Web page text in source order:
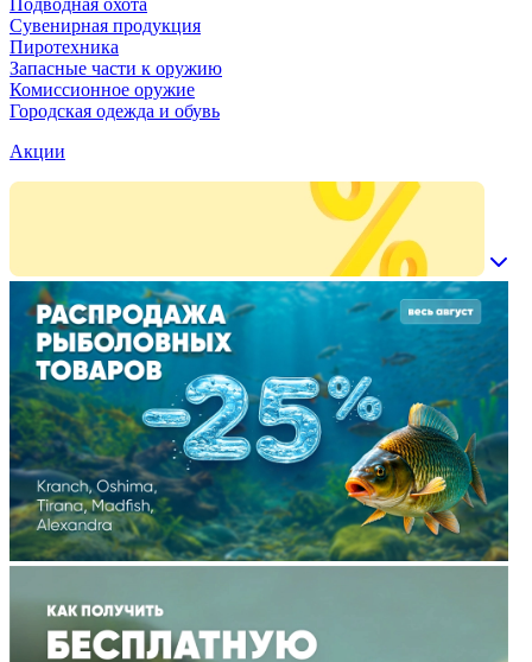
Подводная охота
Сувенирная продукция
Пиротехника
Запасные части к оружию
Комиссионное оружие
Городская одежда и обувь
Акции